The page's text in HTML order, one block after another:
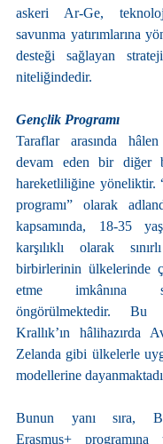
askeri Ar-Ge,
savunma yatırımlarına
desteği sağlayan
niteliğindedir.
Gençlik Programı
Taraflar arasında
devam eden bir diğer
hareketliliğine yöneliktir.
programı” olarak
kapsamında, 18-35
karşılıklı olarak
birbirlerinin ülkelerinde
etme imkânına
öngörülmektedir. Bu
Krallık’ın hâlihazırda
Zelanda gibi ülkelerle
modellerine
Bunun yanı sıra,
Erasmus+ programına